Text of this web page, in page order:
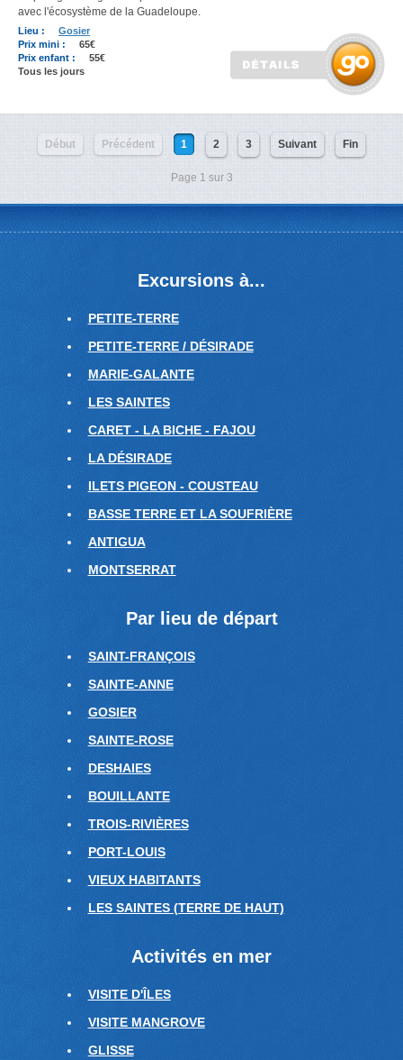
avec l'écosystème de la Guadeloupe.
Lieu :
Gosier
Prix mini :
65€
Prix enfant :
55€
Tous les jours
Début Précédent 1 2 3 Suivant Fin
Page 1 sur 3
Excursions à...
PETITE-TERRE
PETITE-TERRE / DÉSIRADE
MARIE-GALANTE
LES SAINTES
CARET - LA BICHE - FAJOU
LA DÉSIRADE
ILETS PIGEON - COUSTEAU
BASSE TERRE ET LA SOUFRIÈRE
ANTIGUA
MONTSERRAT
Par lieu de départ
SAINT-FRANÇOIS
SAINTE-ANNE
GOSIER
SAINTE-ROSE
DESHAIES
BOUILLANTE
TROIS-RIVIÈRES
PORT-LOUIS
VIEUX HABITANTS
LES SAINTES (TERRE DE HAUT)
Activités en mer
VISITE D'ÎLES
VISITE MANGROVE
GLISSE